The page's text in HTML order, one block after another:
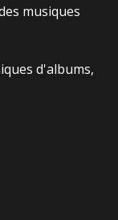
musiques
d'albums,